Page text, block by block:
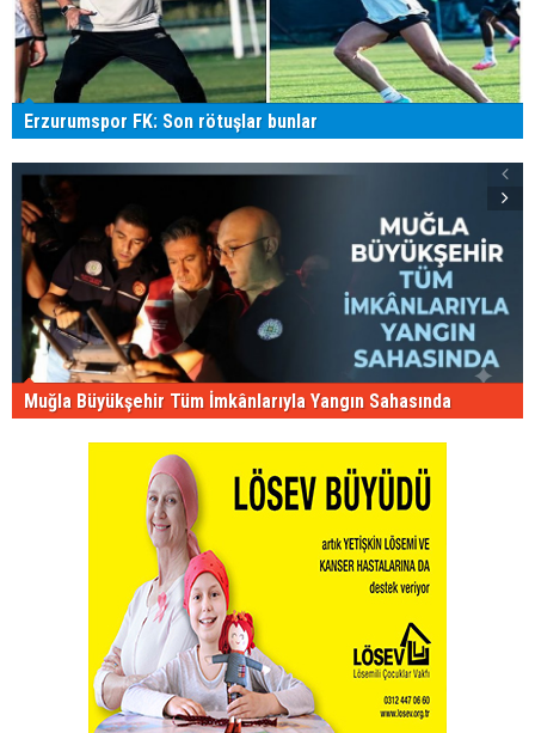
Erzurumspor FK: Son rötuşlar bunlar
Muğla Büyükşehir Tüm İmkânlarıyla Yangın Sahasında